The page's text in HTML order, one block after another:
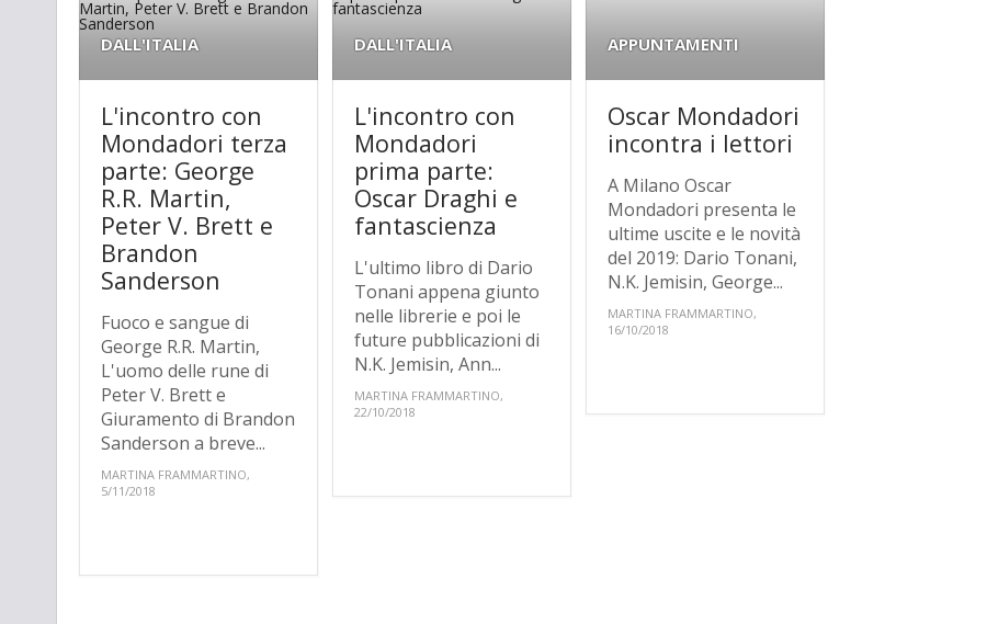
DALL'ITALIA
L'incontro con
Mondadori terza
parte: George
R.R. Martin,
Peter V. Brett e
Brandon
Sanderson
Fuoco e sangue di
George R.R. Martin,
L'uomo delle rune di
Peter V. Brett e
Giuramento di Brandon
Sanderson a breve...
MARTINA FRAMMARTINO,
5/11/2018
DALL'ITALIA
L'incontro con
Mondadori
prima parte:
Oscar Draghi e
fantascienza
L'ultimo libro di Dario
Tonani appena giunto
nelle librerie e poi le
future pubblicazioni di
N.K. Jemisin, Ann...
MARTINA FRAMMARTINO,
22/10/2018
APPUNTAMENTI
Oscar Mondadori
incontra i lettori
A Milano Oscar
Mondadori presenta le
ultime uscite e le novità
del 2019: Dario Tonani,
N.K. Jemisin, George...
MARTINA FRAMMARTINO,
16/10/2018